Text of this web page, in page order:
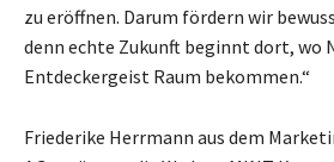
zu eröffnen. Darum fördern wir
denn echte Zukunft beginnt dort, wo
Entdeckergeist Raum bekommen.“
Friederike Herrmann aus dem